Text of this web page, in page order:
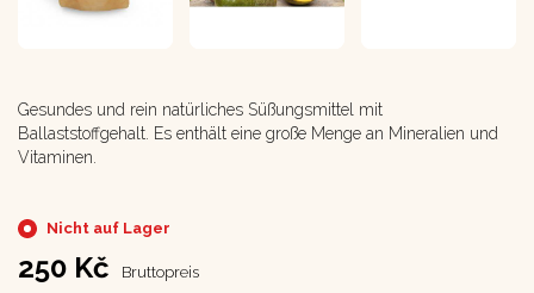
Gesundes und rein natürliches Süßungsmittel mit
Ballaststoffgehalt. Es enthält eine große Menge an Mineralien und
Vitaminen.
Nicht auf Lager
250 Kč Bruttopreis